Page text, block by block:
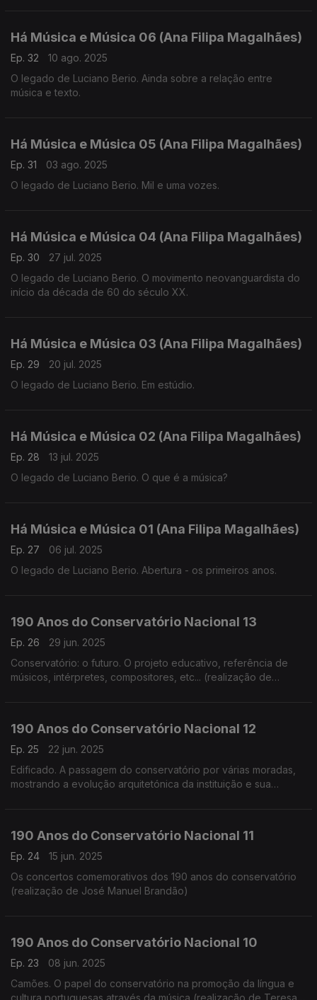
Há Música e Música 06 (Ana Filipa Magalhães)
Ep. 32
10 ago. 2025
O legado de Luciano Berio. Ainda sobre a relação entre
música e texto.
Há Música e Música 05 (Ana Filipa Magalhães)
Ep. 31
03 ago. 2025
O legado de Luciano Berio. Mil e uma vozes.
Há Música e Música 04 (Ana Filipa Magalhães)
Ep. 30
27 jul. 2025
O legado de Luciano Berio. O movimento neovanguardista do
início da década de 60 do século XX.
Há Música e Música 03 (Ana Filipa Magalhães)
Ep. 29
20 jul. 2025
O legado de Luciano Berio. Em estúdio.
Há Música e Música 02 (Ana Filipa Magalhães)
Ep. 28
13 jul. 2025
O legado de Luciano Berio. O que é a música?
Há Música e Música 01 (Ana Filipa Magalhães)
Ep. 27
06 jul. 2025
O legado de Luciano Berio. Abertura - os primeiros anos.
190 Anos do Conservatório Nacional 13
Ep. 26
29 jun. 2025
Conservatório: o futuro. O projeto educativo, referência de
músicos, intérpretes, compositores, etc... (realização de
190 Anos do Conservatório Nacional 12
Ep. 25
22 jun. 2025
Edificado. A passagem do conservatório por várias moradas,
mostrando a evolução arquitetónica da instituição e sua
190 Anos do Conservatório Nacional 11
Ep. 24
15 jun. 2025
Os concertos comemorativos dos 190 anos do conservatório
(realização de José Manuel Brandão)
190 Anos do Conservatório Nacional 10
Ep. 23
08 jun. 2025
Camões. O papel do conservatório na promoção da língua e
cultura portuguesas através da música (realização de Teresa